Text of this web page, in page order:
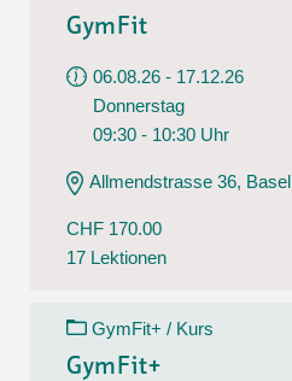
GymFit
06.08.26 - 17.12.26
Donnerstag
09:30 - 10:30 Uhr
Allmendstrasse 36, Basel
CHF 170.00
17 Lektionen
GymFit+ / Kurs
GymFit+